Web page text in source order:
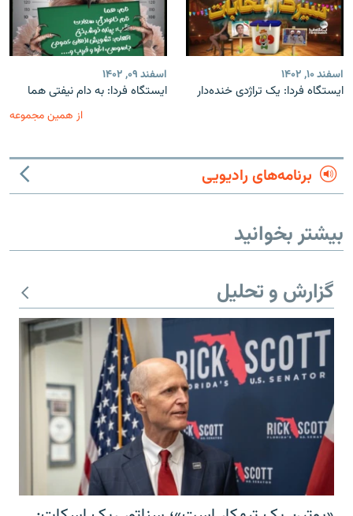
اسفند ۱۰, ۱۴۰۲
ایستگاه فردا: یک تراژدی خنده‌دار
اسفند ۰۹, ۱۴۰۲
ایستگاه فردا: به دام نیفتی هما
از همین مجموعه
برنامه‌های رادیویی
بیشتر بخوانید
گزارش و تحلیل